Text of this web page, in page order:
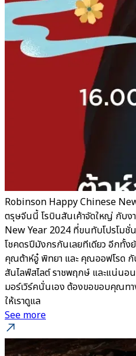
Robinson Happy Chinese
ตรุษจีนนี้ โรบินสันเค้าจัดใหญ่ กับ
New Year 2024 ที่ขนทับโปรโม
โชคดรปีมังกรกันเลยทีเดียว อีกทั้
คุณต้าห์อู๋ พิทยา และ คุณออฟโรด
สันไลฟ์สไลต์ ราชพฤกษ์ และแน่นอ
มอร์เวิร์คนั่นเอง ต้องขอขอบคุณท
ให้เราดูแล
See more